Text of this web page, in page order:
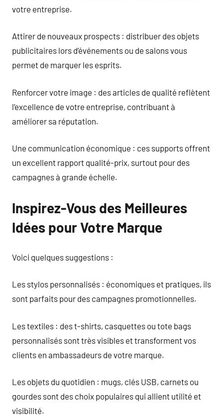
votre entreprise.
Attirer de nouveaux prospects : distribuer des objets
publicitaires lors d’événements ou de salons vous
permet de marquer les esprits.
Renforcer votre image : des articles de qualité reflètent
l’excellence de votre entreprise, contribuant à
améliorer sa réputation.
Une communication économique : ces supports offrent
un excellent rapport qualité-prix, surtout pour des
campagnes à grande échelle.
Inspirez-Vous des Meilleures
Idées pour Votre Marque
Voici quelques suggestions :
Les stylos personnalisés : économiques et pratiques, ils
sont parfaits pour des campagnes promotionnelles.
Les textiles : des t-shirts, casquettes ou tote bags
personnalisés sont très visibles et transforment vos
clients en ambassadeurs de votre marque.
Les objets du quotidien : mugs, clés USB, carnets ou
gourdes sont des choix populaires qui allient utilité et
visibilité.